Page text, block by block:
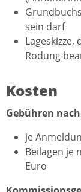
sein darf
Rodung
Kosten
Gebühren
je
Beilagen je
Euro